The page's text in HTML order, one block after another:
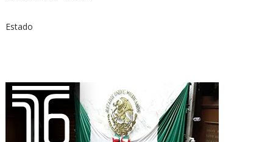
Estado